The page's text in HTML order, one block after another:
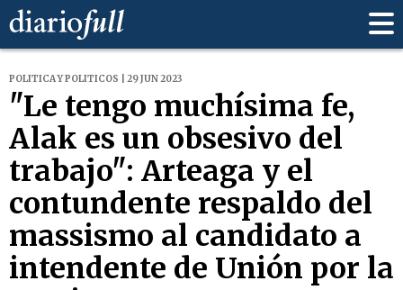
POLITICA Y POLITICOS | 29 JUN 2023
"Le tengo muchísima fe,
Alak es un obsesivo del
trabajo": Arteaga y el
contundente respaldo del
massismo al candidato a
intendente de Unión por la